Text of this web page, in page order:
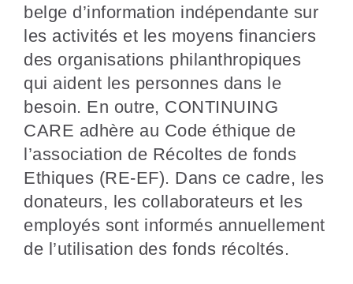
belge d’information indépendante sur
les activités et les moyens financiers
des organisations philanthropiques
qui aident les personnes dans le
besoin. En outre, CONTINUING
CARE adhère au Code éthique de
l’association de Récoltes de fonds
Ethiques (RE-EF). Dans ce cadre, les
donateurs, les collaborateurs et les
employés sont informés annuellement
de l’utilisation des fonds récoltés.